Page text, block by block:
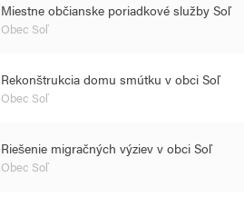
Miestne občianske poriadkové služby Soľ
Obec Soľ
Rekonštrukcia domu smútku v obci Soľ
Obec Soľ
Riešenie migračných výziev v obci Soľ
Obec Soľ